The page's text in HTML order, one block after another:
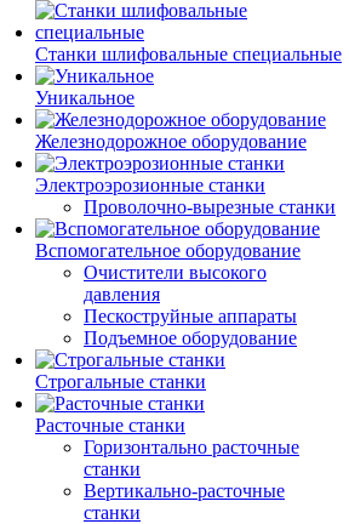
Станки шлифовальные специальные
Уникальное
Железнодорожное оборудование
Электроэрозионные станки
Проволочно-вырезные станки
Вспомогательное оборудование
Очистители высокого
давления
Пескоструйные аппараты
Подъемное оборудование
Строгальные станки
Расточные станки
Горизонтально расточные
станки
Вертикально-расточные
станки